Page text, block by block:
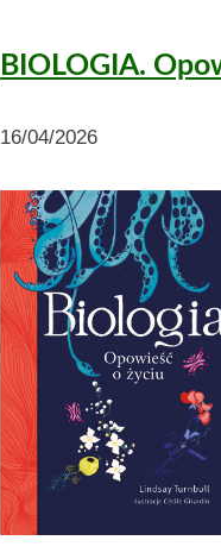
BIOLOGIA.
16/04/2026